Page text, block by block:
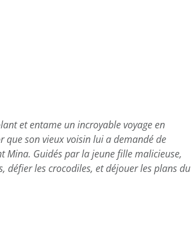
et entame un incroyable voyage en
que son vieux voisin lui a demandé de
Mina. Guidés par la jeune fille malicieuse,
défier les crocodiles, et déjouer les plans du